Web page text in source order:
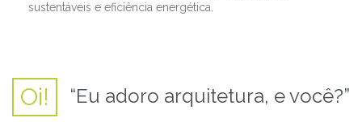
sustentáveis e eficiência energética.
Oi! “Eu adoro arquitetura, e você?”